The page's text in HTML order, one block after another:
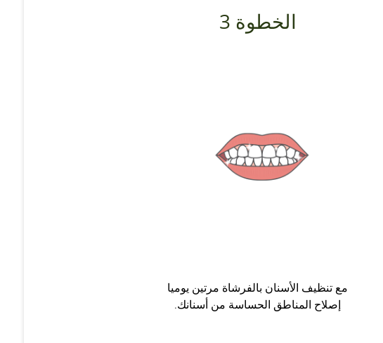
الخطوة 3
مع تنظيف الأسنان بالفرشاة مرتين يوميا
إصلاح المناطق الحساسة من أسنانك.